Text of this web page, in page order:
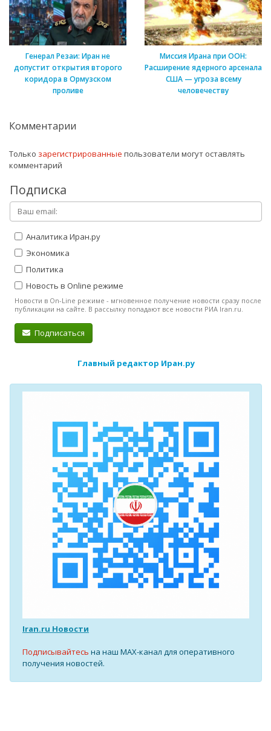
Генерал Резаи: Иран не
допустит открытия второго
коридора в Ормузском
проливе
Миссия Ирана при ООН:
Расширение ядерного арсенала
США — угроза всему
человечеству
Комментарии
Только зарегистрированные пользователи могут оставлять
комментарий
Подписка
Аналитика Иран.ру
Экономика
Политика
Новость в Online режиме
Новости в On-Line режиме - мгновенное получение новости сразу после
публикации на сайте. В рассылку попадают все новости РИА Iran.ru.
Подписаться
Главный редактор Иран.ру
Iran.ru Новости
Подписывайтесь на наш MAX-канал для оперативного
получения новостей.